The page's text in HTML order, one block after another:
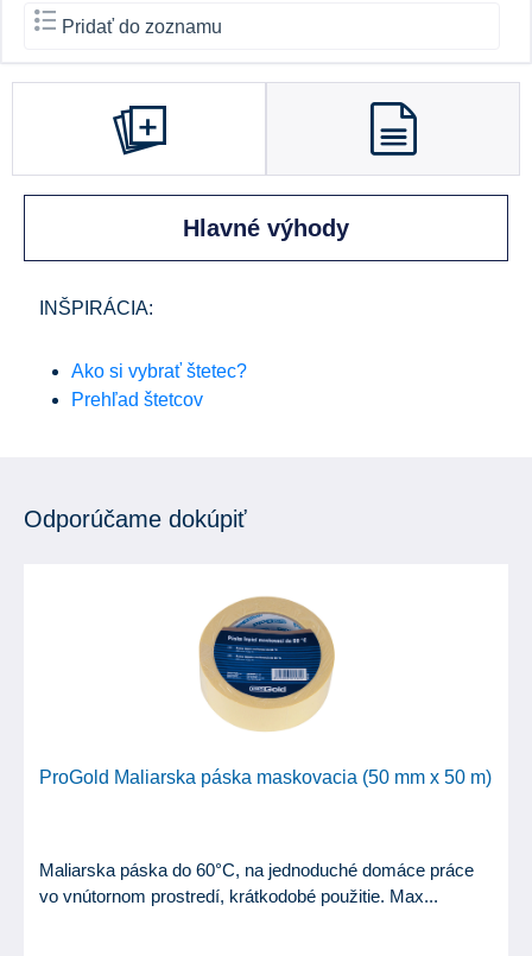
Pridať do zoznamu
Hlavné výhody
INŠPIRÁCIA:
Ako si vybrať štetec?
Prehľad štetcov
Odporúčame dokúpiť
ProGold Maliarska páska maskovacia (50 mm x 50 m)
Maliarska páska do 60°C, na jednoduché domáce práce
vo vnútornom prostredí, krátkodobé použitie. Max...